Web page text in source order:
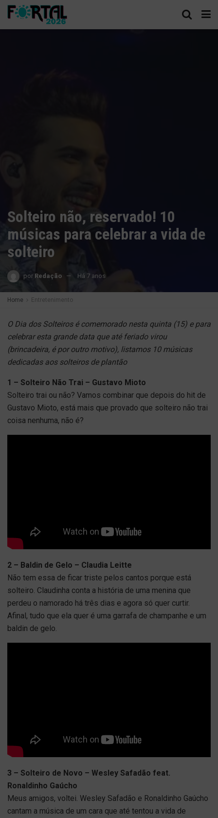
Solteiro não, reservado! 10
músicas para celebrar a vida de
solteiro
por Redação Há 7 anos
Home Entretenimento
O Dia dos Solteiros é comemorado nesta quinta (15) e para
celebrar esta grande data que até feriado virou
(brincadeira, é por outro motivo), listamos 10 músicas
dedicadas aos solteiros de plantão
1 – Solteiro Não Trai – Gustavo Mioto
Solteiro trai ou não? Vamos combinar que depois do hit de
Gustavo Mioto, está mais que provado que solteiro não trai
coisa nenhuma, não é?
2 – Baldin de Gelo – Claudia Leitte
Não tem essa de ficar triste pelos cantos porque está
solteiro. Claudinha conta a história de uma menina que
perdeu o namorado há três dias e agora só quer curtir.
Afinal, tudo que ela quer é uma garrafa de champanhe e um
baldin de gelo.
3 – Solteiro de Novo – Wesley Safadão feat.
Ronaldinho Gaúcho
Meus amigos, voltei. Wesley Safadão e Ronaldinho Gaúcho
cantam a música de um cara que até tentou a vida de